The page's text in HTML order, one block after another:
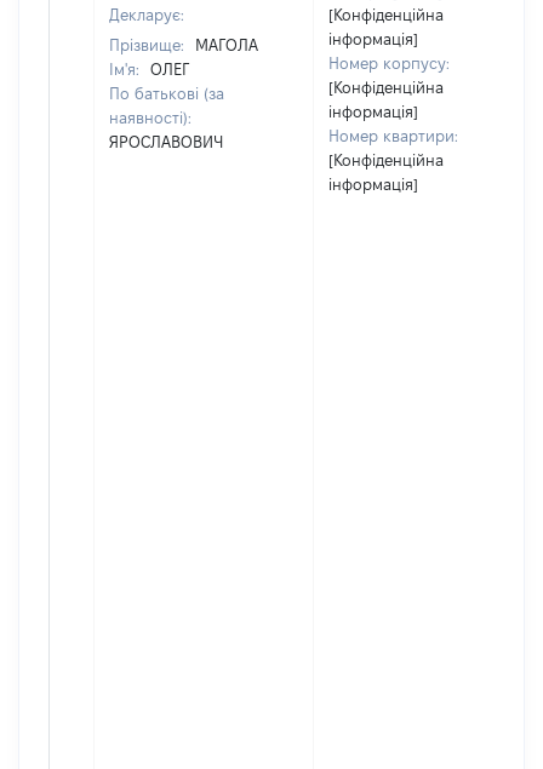
Декларує:
Прізвище:
МАГОЛА
Ім'я:
ОЛЕГ
По батькові (за
наявності):
ЯРОСЛАВОВИЧ
[Конфіденційна
інформація]
Номер корпусу:
[Конфіденційна
інформація]
Номер квартири:
[Конфіденційна
інформація]